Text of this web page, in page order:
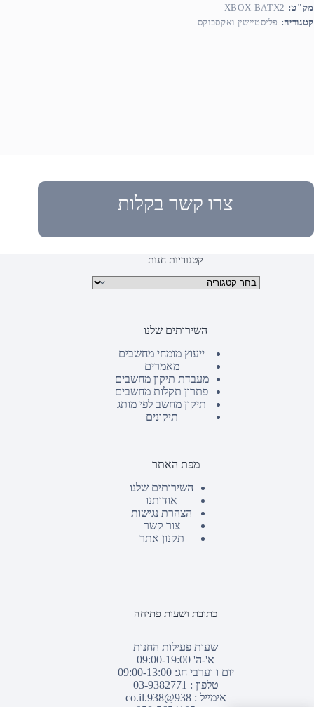
מק"ט: XBOX-BATX2
קטגוריה: פליסטיישין ואקסבוקס
צרו קשר בקלות
קטגוריות חנות
קטגוריות מוצרים
השירותים שלנו
ייעוץ מומחי מחשבים
מאמרים
מעבדת תיקון מחשבים
פתרון תקלות מחשבים
תיקון מחשב לפי מותג
תיקונים
מפת האתר
השירותים שלנו
אודותנו
הצהרת נגישות
צור קשר
תקנון אתר
כתובת ושעות פתיחה
שעות פעילות החנות
א'-ה' 09:00-19:00
יום ו וערבי חג: 09:00-13:00
טלפון : 03-9382771
אימייל :938@938.co.il